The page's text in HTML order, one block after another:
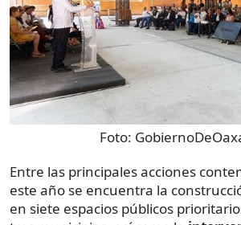
Foto:
Entre las principales acciones
este año se encuentra la
en siete espacios públicos